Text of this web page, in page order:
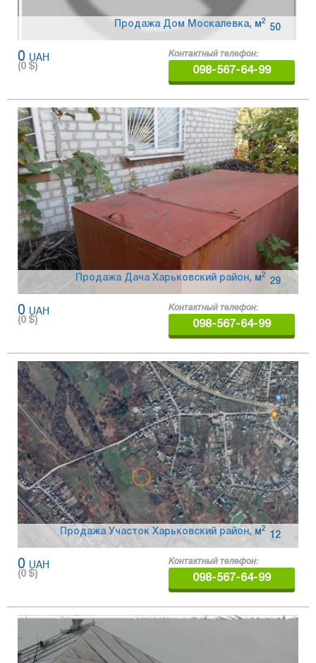
Продажа Дом Москалевка, 50
м 2
0 UAH
(0 $)
Контактный телефон:
098-567-64-99
Продажа Дача Харьковский район , 29
м 2
0 UAH
(0 $)
Контактный телефон:
098-567-64-99
Продажа Участок Харьковский район, 12
м2
0 UAH
(0 $)
Контактный телефон:
098-567-64-99